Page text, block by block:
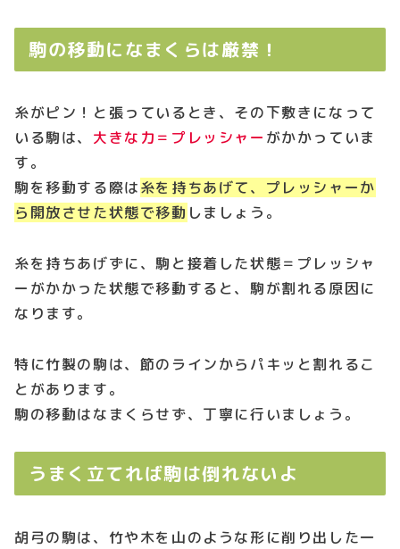
駒の移動になまくらは厳禁！
糸がピン！と張っているとき、その下敷きになって
いる駒は、 大きな力＝プレッシャー がかかっていま
す。
駒を移動する際は糸を持ちあげて、プレッシャーか
ら開放させた状態で移動 しましょう。
糸を持ちあげずに、駒と接着した状態＝プレッシャ
ーがかかった状態で移動すると、駒が割れる原因に
なります。
特に竹製の駒は、節のラインからパキッと割れるこ
とがあります。
駒の移動はなまくらせず、丁寧に行いましょう。
うまく立てれば駒は倒れないよ
胡弓の駒は、竹や木を山のような形に削り出した一